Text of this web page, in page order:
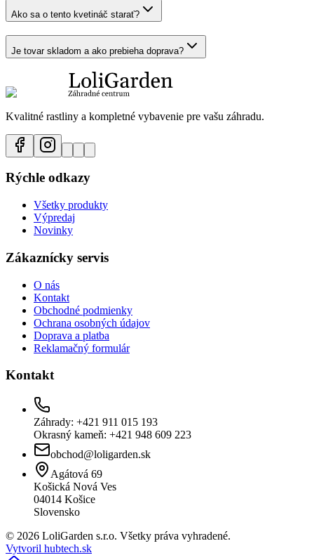
Ako sa o tento kvetináč starať?
Je tovar skladom a ako prebieha doprava?
Kvalitné rastliny a kompletné vybavenie pre vašu záhradu.
Rýchle odkazy
Všetky produkty
Výpredaj
Novinky
Zákaznícky servis
O nás
Kontakt
Obchodné podmienky
Ochrana osobných údajov
Doprava a platba
Reklamačný formulár
Kontakt
Záhrady: +421 911 015 193
Okrasný kameň: +421 948 609 223
obchod@loligarden.sk
Agátová 69
Košická Nová Ves
04014 Košice
Slovensko
© 2026 LoliGarden s.r.o. Všetky práva vyhradené.
Vytvoril hubtech.sk